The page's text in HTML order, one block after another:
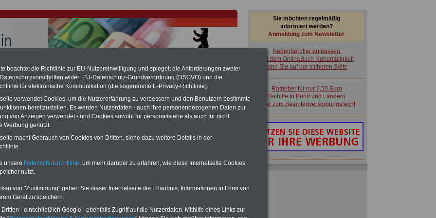
für Beamte und Ruhestandsbeamte (zu geringe Alimentation)
hat die Berliner Landesbesoldung für verfassungs-widrig
& Ruhestandsbeamte) gibt es teilweise hohe Nachzahlungen (Medienberichten
füralle (!) Beamtezwischenmind. 3.000 und 13.000 Euro, Der INFO-
hierzu eine Broschüre heraus, die unmittelbar nach dem Beschluss des
der Bundesregierung vorgelegt wird (wahrscheinlich im Quartal.2026
von Berlin: § 9 Abrechnung von Vergütungen
für Beamtinnen
versorgungsrecht
Ratgeber sind übersichtlich
wichtigen Themen für Beamte und dem Öff.
herunterladen, auch für Beschäftigte beim
Sie möchten regelmäßig
informiert werden?
Anmeldung zum Newsletter
Nebenberufler aufpassen:
mit dem OnlineBuch Nebentätigkeit
sind Sie auf der sicheren Seite
Ratgeber für nur 7,50 Euro
Beihilfe in Bund und Ländern
oder zum Beamtenversorgungsrecht
beachtet die Richtlinie zur EU-Nutzereinwilligung und spiegelt die Anforderungen zweier
wider: EU-Datenschutz-Grundverordnung (DSGVO) und die
für elektronische Kommunikation (die sogenannte E-Privacy-Richtlinie).
verwendet Cookies, um die Nutzererfahrung zu verbessern und den Benutzern bestimmte
bereitzustellen. Es werden Nutzerdaten - auch ihre personenbezogenen Daten zur
von Anzeigen verwendet - und Cookies sowohl für personalisierte als auch für nicht
Werbung genutzt.
macht Gebrauch von Cookies von Dritten, siehe dazu weitere Details in der
unsere Datenschutzrichtlinie, um mehr darüber zu erfahren, wie diese Internetseite Cookies
nutzt.
von "Zustimmung" geben Sie dieser Internetseite die Erlaubnis, Informationen in Form von
Gerät zu speichern.
- einschließlich Google - ebenfalls Zugriff auf die Nutzerdaten. Mithilfe eines Links zur